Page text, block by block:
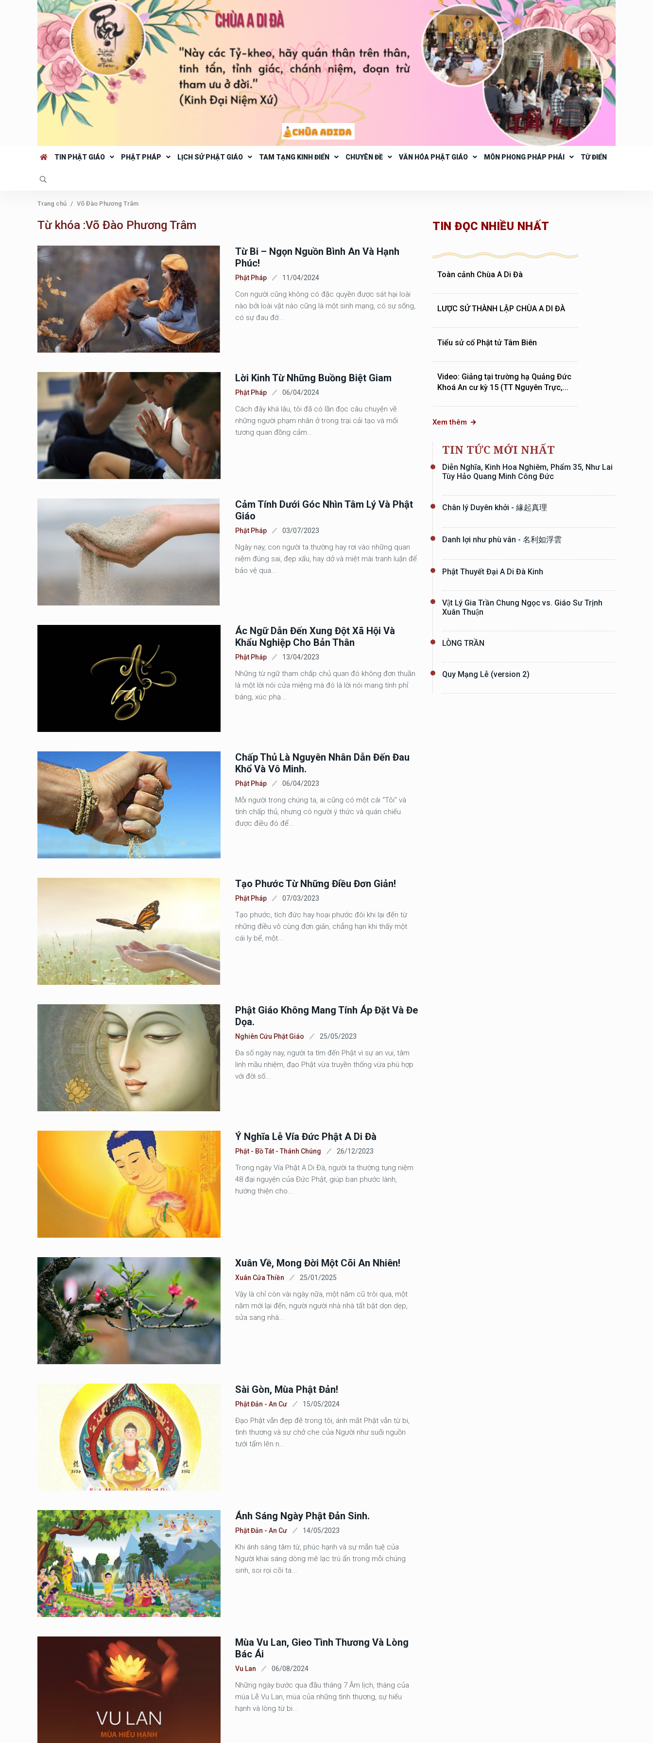
TIN PHẬT GIÁO PHẬT PHÁP LỊCH SỬ PHẬT GIÁO TAM TẠNG KINH ĐIỂN CHUYÊN ĐỀ VĂN HÓA PHẬT GIÁO MÔN PHONG PHÁP PHÁI TỪ ĐIỂN
Trang chủ Võ Đào Phương Trâm
Từ khóa :Võ Đào Phương Trâm
Từ Bi – Ngọn Nguồn Bình An Và Hạnh
Phúc!
Phật Pháp 11/04/2024
Con người cũng không có đặc quyền được sát hại loài
nào bởi loài vật nào cũng là một sinh mạng, có sự sống,
có sự đau đớ...
Lời Kinh Từ Những Buồng Biệt Giam
Phật Pháp 06/04/2024
Cách đây khá lâu, tôi đã có lần đọc câu chuyện về
những người phạm nhân ở trong trại cải tạo và mối
tương quan đồng cảm...
Cảm Tính Dưới Góc Nhìn Tâm Lý Và Phật
Giáo
Phật Pháp 03/07/2023
Ngày nay, con người ta thường hay rơi vào những quan
niệm đúng sai, đẹp xấu, hay dở và miệt mài tranh luận để
bảo vệ qua...
Ác Ngữ Dẫn Đến Xung Đột Xã Hội Và
Khẩu Nghiệp Cho Bản Thân
Phật Pháp 13/04/2023
Những từ ngữ tham chấp chủ quan đó không đơn thuần
là một lời nói cửa miệng mà đó là lời nói mang tính phỉ
báng, xúc phạ...
Chấp Thủ Là Nguyên Nhân Dẫn Đến Đau
Khổ Và Vô Minh.
Phật Pháp 06/04/2023
Mỗi người trong chúng ta, ai cũng có một cái “Tôi” và
tính chấp thủ, nhưng có người ý thức và quán chiếu
được điều đó để...
Tạo Phước Từ Những Điều Đơn Giản!
Phật Pháp 07/03/2023
Tạo phước, tích đức hay hoại phước đôi khi lại đến từ
những điều vô cùng đơn giản, chẳng hạn khi thấy một
cái ly bể, một...
Phật Giáo Không Mang Tính Áp Đặt Và Đe
Dọa.
Nghiên Cứu Phật Giáo 25/05/2023
Đa số ngày nay, người ta tìm đến Phật vì sự an vui, tâm
linh mầu nhiệm, đạo Phật vừa truyền thống vừa phù hợp
với đời số...
Ý Nghĩa Lễ Vía Đức Phật A Di Đà
Phật - Bồ Tát - Thánh Chúng 26/12/2023
Trong ngày Vía Phật A Di Đà, người ta thường tụng niệm
48 đại nguyện của Đức Phật, giúp ban phước lành,
hướng thiện cho...
Xuân Về, Mong Đời Một Cõi An Nhiên!
Xuân Cửa Thiền 25/01/2025
Vậy là chỉ còn vài ngày nữa, một năm cũ trôi qua, một
năm mới lại đến, người người nhà nhà tất bật dọn dẹp,
sửa sang nhà...
Sài Gòn, Mùa Phật Đản!
Phật Đản - An Cư 15/05/2024
Đạo Phật vẫn đẹp đẽ trong tôi, ánh mắt Phật vẫn từ bi,
tình thương và sự chở che của Người như suối nguồn
tưới tẩm lên n...
Ánh Sáng Ngày Phật Đản Sinh.
Phật Đản - An Cư 14/05/2023
Khi ánh sáng tâm từ, phúc hạnh và sự mẫn tuệ của
Người khai sáng dòng mê lạc trú ẩn trong mỗi chúng
sinh, soi rọi cõi ta...
Mùa Vu Lan, Gieo Tình Thương Và Lòng
Bác Ái
Vu Lan 06/08/2024
Những ngày bước qua đầu tháng 7 Âm lịch, tháng của
mùa Lễ Vu Lan, mùa của những tình thương, sự hiếu
hạnh và lòng từ bi...
TIN ĐỌC NHIỀU NHẤT
Toàn cảnh Chùa A Di Đà
LƯỢC SỬ THÀNH LẬP CHÙA A DI ĐÀ
Tiểu sử cố Phật tử Tâm Biên
Video: Giảng tại trường hạ Quảng Đức
Khoá An cư kỳ 15 (TT Nguyên Trực,...
Xem thêm
TIN TỨC MỚI NHẤT
Diễn Nghĩa, Kinh Hoa Nghiêm, Phẩm 35, Như Lai
Tùy Hảo Quang Minh Công Đức
Chân lý Duyên khởi - 緣起真理
Danh lợi như phù vân - 名利如浮雲
Phật Thuyết Đại A Di Đà Kinh
Vật Lý Gia Trần Chung Ngọc vs. Giáo Sư Trịnh
Xuân Thuận
LÒNG TRẦN
Quy Mạng Lễ (version 2)